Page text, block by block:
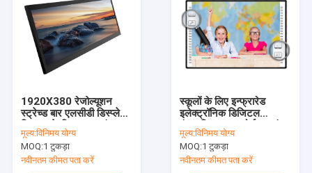
1920X380 रेजोल्यूशन
स्ट्रेच्ड बार एलसीडी डिस्प्ले
विज्ञापन के लिए 19.1 इंच
मूल्य:विनिमय योग्य
MOQ:1 टुकड़ा
नवीनतम कीमत पता करें
स्कूलों के लिए इन्फ्रारेड
इलेक्ट्रॉनिक डिजिटल
इंटरएक्टिव व्हाइटबोर्ड 78 इंच
मूल्य:विनिमय योग्य
MOQ:1 टुकड़ा
नवीनतम कीमत पता करें